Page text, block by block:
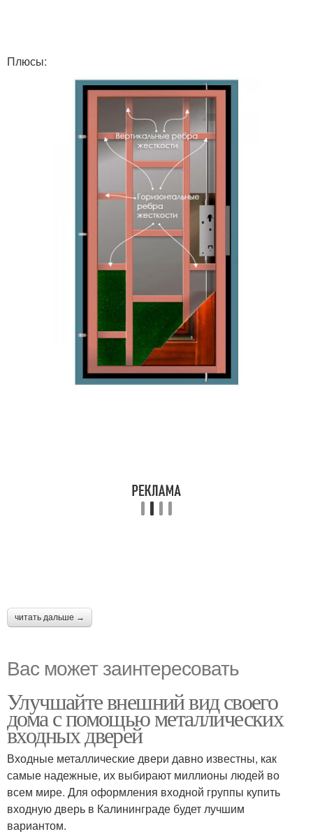
Плюсы:
читать дальше →
Вас может заинтересовать
Улучшайте внешний вид своего
дома с помощью металлических
входных дверей
Входные металлические двери давно известны, как
самые надежные, их выбирают миллионы людей во
всем мире. Для оформления входной группы купить
входную дверь в Калининграде будет лучшим
вариантом.